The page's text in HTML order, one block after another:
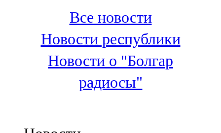
100,3 FM
Зәй
106,6 FM
Кадыбаш
105,2 FM
Все новости
Новости республики
Новости о "Болгар
радиосы"